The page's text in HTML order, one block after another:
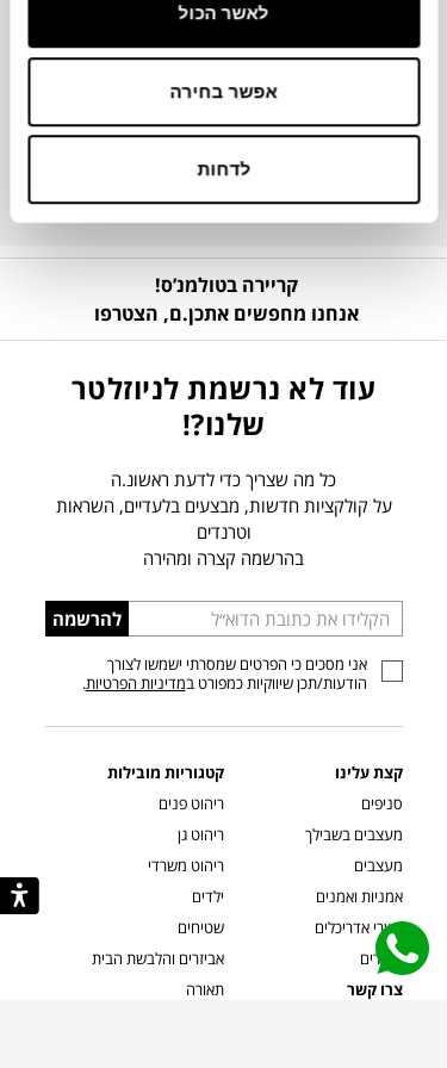
לאשר הכול
אפשר בחירה
לדחות
מק"ט
פרטים נוספים
קריירה בטולמנ’ס!
אנחנו מחפשים אתכן.ם, הצטרפו
עוד לא נרשמת לניוזלטר
שלנו?!
כל מה שצריך כדי לדעת ראשונ.ה
על קולקציות חדשות, מבצעים בלעדיים, השראות
וטרנדים
בהרשמה קצרה ומהירה
הכניסו
כתובת
דוא”ל
להרשמה
אני מסכים כי הפרטים שמסרתי ישמשו לצורך
הודעות/תכן שיווקיות כמפורט במדיניות הפרטיות.
קצת עלינו
סניפים
מעצבים בשבילך
מעצבים
אמניות ואמנים
קשרי אדריכלים
שוברים
צרו קשר
קטגוריות מובילות
ריהוט פנים
ריהוט גן
ריהוט משרדי
ילדים
שטיחים
אביזרים והלבשת הבית
תאורה